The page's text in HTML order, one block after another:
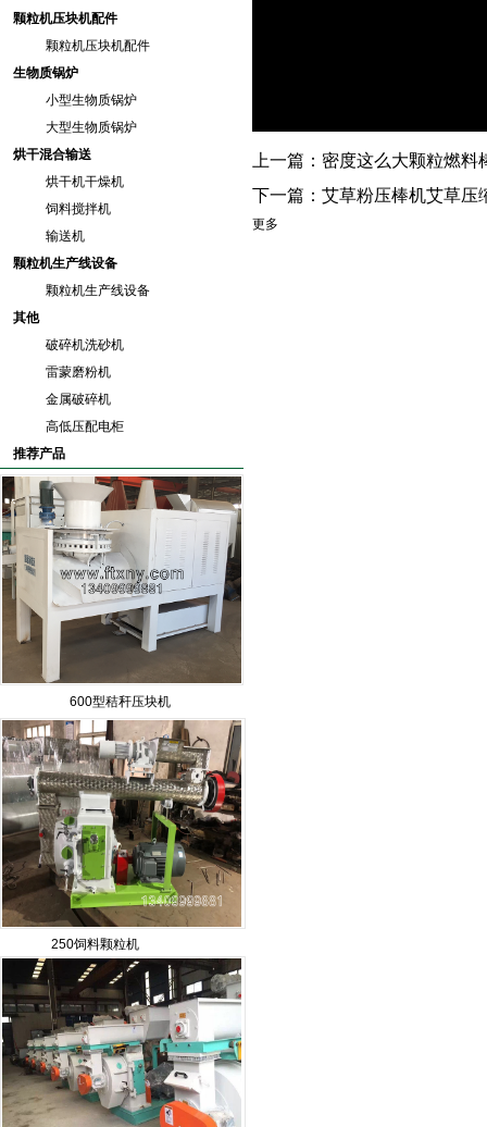
上一篇： 密度这么大颗粒燃料
下一篇： 艾草粉压棒机艾草压
更多
颗粒机压块机配件
颗粒机压块机配件
生物质锅炉
小型生物质锅炉
大型生物质锅炉
烘干混合输送
烘干机干燥机
饲料搅拌机
输送机
颗粒机生产线设备
颗粒机生产线设备
其他
破碎机洗砂机
雷蒙磨粉机
金属破碎机
高低压配电柜
推荐产品
600型秸秆压块机
250饲料颗粒机